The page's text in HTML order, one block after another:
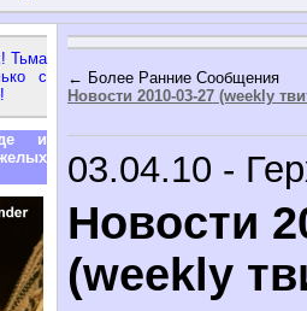
Тьма
с
и
← Более Ранние Сообщения
Новости 2010-03-27 (weekly
03.04.10 -
Новости
(weekly